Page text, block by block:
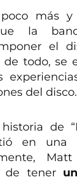
más y
la
el
todo, se
del disco.
de
en una
de tener